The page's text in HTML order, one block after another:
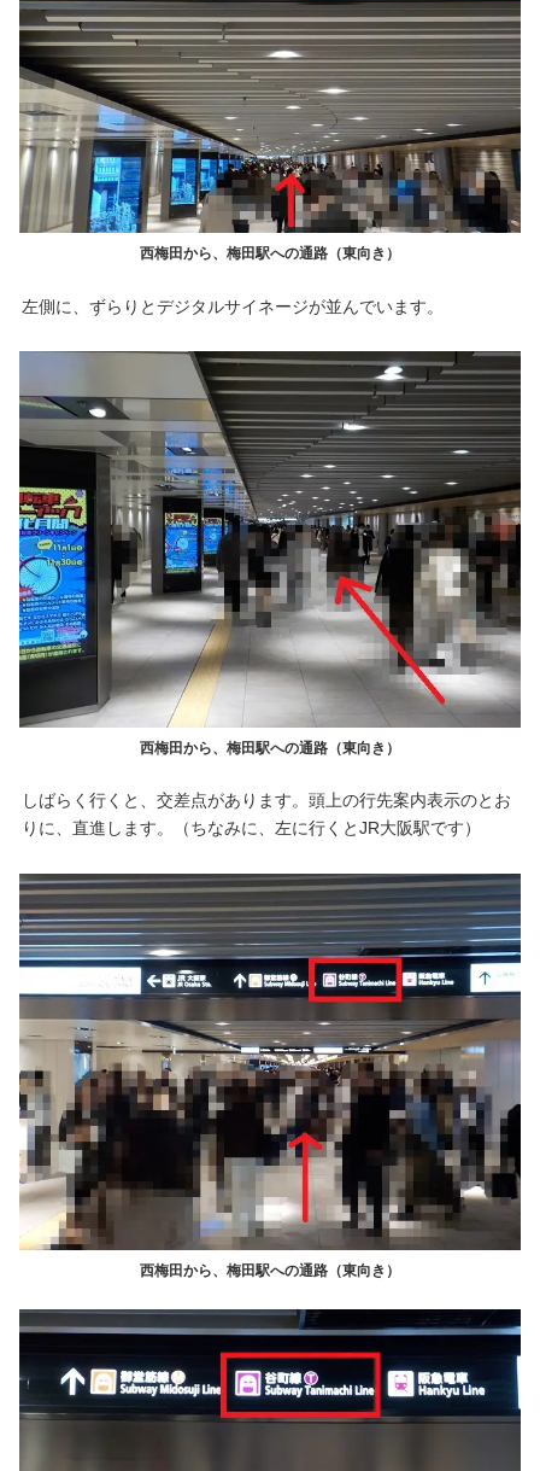
西梅田から、梅田駅への通路（東向き）
左側に、ずらりとデジタルサイネージが並んでいます。
西梅田から、梅田駅への通路（東向き）
しばらく行くと、交差点があります。頭上の行先案内表示のとお
りに、直進します。（ちなみに、左に行くとJR大阪駅です）
西梅田から、梅田駅への通路（東向き）